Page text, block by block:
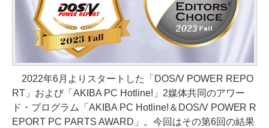
2022年6月よりスタートした「DOS/V POWER REPO
RT」および「AKIBA PC Hotline!」2媒体共同のアワー
ド・プログラム「AKIBA PC Hotline!＆DOS/V POWER R
EPORT PC PARTS AWARD」。今回はその第6回の結果